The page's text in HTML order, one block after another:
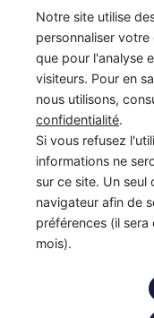
Notre site utilise
personnaliser
que pour l'analyse
visiteurs. Pour en
nous utilisons,
confidentialité.
Si vous refusez
informations ne
sur ce site. Un
navigateur afin de
préférences (il
mois).
France Enfance
regroupe en son sein
protection et de la
en danger et accès
commune assure les
Téléphonique de
119), de l’Agence
l’Observatoire National
Également, France
Conseil National pour
(CNAOP), du Conseil
(CNPE) et du Conseil